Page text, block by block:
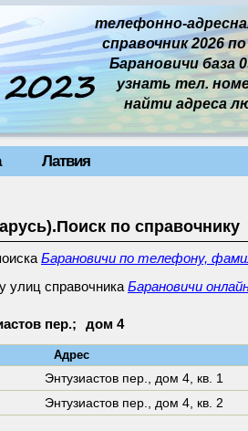
телефонно-
справочник 2026
Барановичи база
узнать тел.
найти адреса
Латвия
по справочнику
Барановичи по телефону,
улиц справочника Барановичи
пер.; дом 4
Адрес
Энтузиастов пер., дом 4 кв. 1
Энтузиастов пер., дом 4 кв. 2